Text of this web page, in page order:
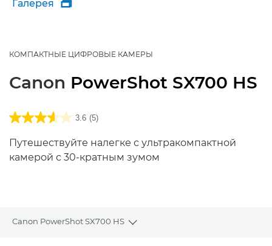
Галерея 
КОМПАКТНЫЕ ЦИФРОВЫЕ КАМЕРЫ
Canon PowerShot SX700 HS
3.6 (5)
Путешествуйте налегке с ультракомпактной
камерой с 30-кратным зумом
Canon PowerShot SX700 HS
Toggle breadcrumbs